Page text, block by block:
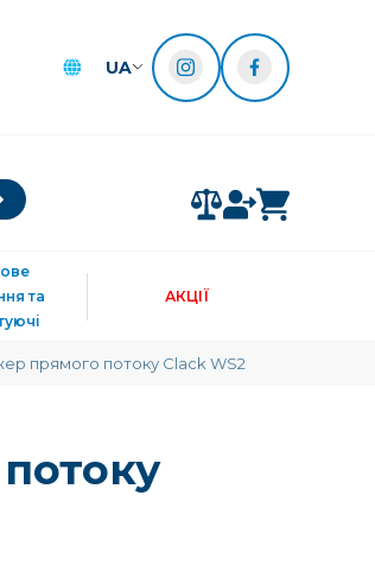
UA
та
АКЦІЇ
прямого потоку Clack WS2